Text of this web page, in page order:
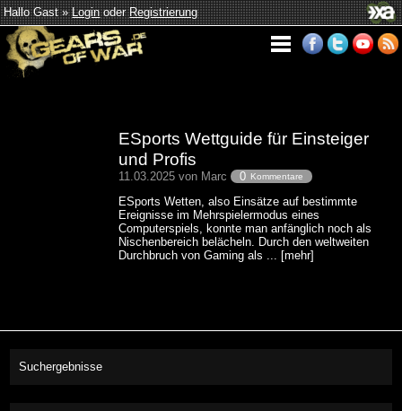
Hallo Gast »LoginoderRegistrierung
ESports Wettguide für Einsteiger
und Profis
11.03.2025 von Marc 0 Kommentare
ESports Wetten, also Einsätze auf bestimmte
Ereignisse im Mehrspielermodus eines
Computerspiels, konnte man anfänglich noch als
Nischenbereich belächeln. Durch den weltweiten
Durchbruch von Gaming als ... [mehr]
Suchergebnisse